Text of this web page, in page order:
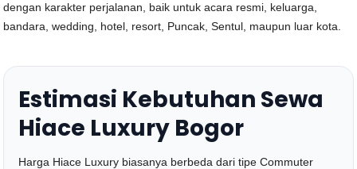
dengan karakter perjalanan, baik untuk acara resmi, keluarga,
bandara, wedding, hotel, resort, Puncak, Sentul, maupun luar kota.
Estimasi Kebutuhan Sewa
Hiace Luxury Bogor
Harga Hiace Luxury biasanya berbeda dari tipe Commuter